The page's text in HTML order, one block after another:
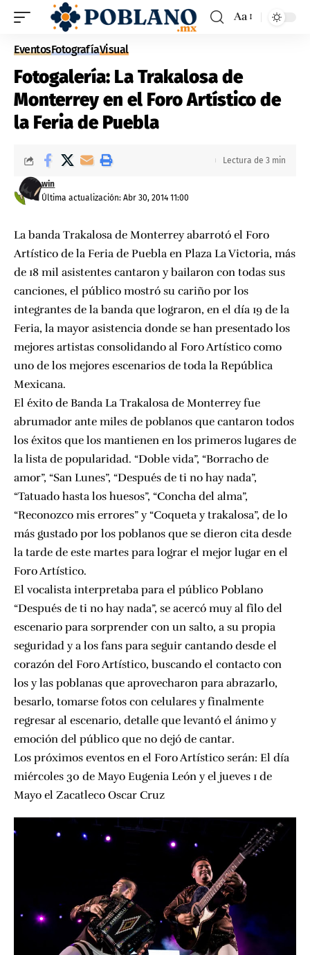
Aa
EventosFotografíaVisual
Fotogalería: La Trakalosa de
Monterrey en el Foro Artístico de
la Feria de Puebla
Última actualización: Abr 30, 2014 11:00
win
Lectura de 3 min
La banda Trakalosa de Monterrey abarrotó el Foro
Artístico de la Feria de Puebla en Plaza La Victoria, más
de 18 mil asistentes cantaron y bailaron con todas sus
canciones, el público mostró su cariño por los
integrantes de la banda que lograron, en el día 19 de la
Feria, la mayor asistencia donde se han presentado los
mejores artistas consolidando al Foro Artístico como
uno de los mejores escenarios de toda la República
Mexicana.
El éxito de Banda La Trakalosa de Monterrey fue
abrumador ante miles de poblanos que cantaron todos
los éxitos que los mantienen en los primeros lugares de
la lista de popularidad. “Doble vida”, “Borracho de
amor”, “San Lunes”, “Después de ti no hay nada”,
“Tatuado hasta los huesos”, “Concha del alma”,
“Reconozco mis errores” y “Coqueta y trakalosa”, de lo
más gustado por los poblanos que se dieron cita desde
la tarde de este martes para lograr el mejor lugar en el
Foro Artístico.
El vocalista interpretaba para el público Poblano
“Después de ti no hay nada”, se acercó muy al filo del
escenario para sorprender con un salto, a su propia
seguridad y a los fans para seguir cantando desde el
corazón del Foro Artístico, buscando el contacto con
los y las poblanas que aprovecharon para abrazarlo,
besarlo, tomarse fotos con celulares y finalmente
regresar al escenario, detalle que levantó el ánimo y
emoción del público que no dejó de cantar.
Los próximos eventos en el Foro Artístico serán: El día
miércoles 30 de Mayo Eugenia León y el jueves 1 de
Mayo el Zacatleco Oscar Cruz